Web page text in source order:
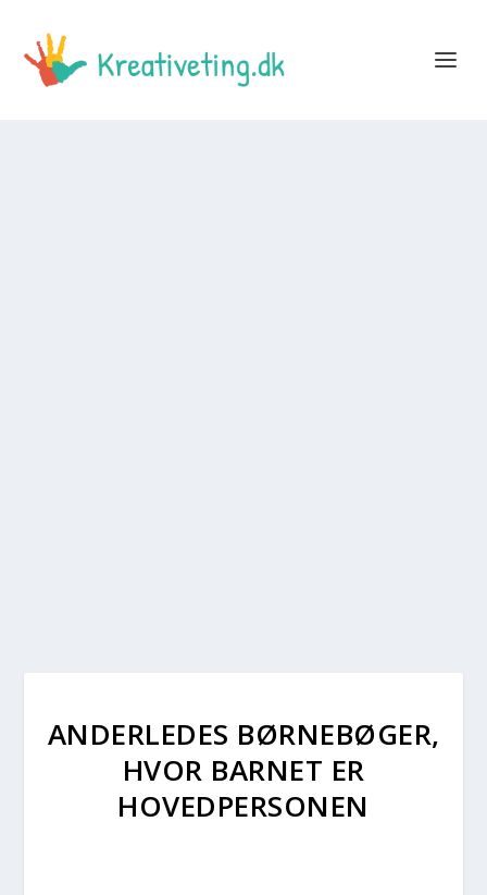
ANDERLEDES BØRNEBØGER,
HVOR BARNET ER
HOVEDPERSONEN